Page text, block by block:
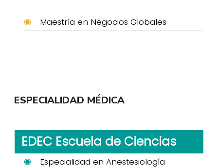
Maestría en Negocios Globales
ESPECIALIDAD MÉDICA
EDEC Escuela de Ciencias
Especialidad en Anestesiología